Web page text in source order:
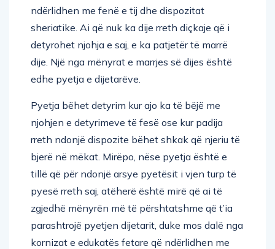
ndërlidhen me fenë e tij dhe dispozitat
sheriatike. Ai që nuk ka dije rreth diçkaje që i
detyrohet njohja e saj, e ka patjetër të marrë
dije. Një nga mënyrat e marrjes së dijes është
edhe pyetja e dijetarëve.
Pyetja bëhet detyrim kur ajo ka të bëjë me
njohjen e detyrimeve të fesë ose kur padija
rreth ndonjë dispozite bëhet shkak që njeriu të
bjerë në mëkat. Mirëpo, nëse pyetja është e
tillë që për ndonjë arsye pyetësit i vjen turp të
pyesë rreth saj, atëherë është mirë që ai të
zgjedhë mënyrën më të përshtatshme që t’ia
parashtrojë pyetjen dijetarit, duke mos dalë nga
kornizat e edukatës fetare që ndërlidhen me